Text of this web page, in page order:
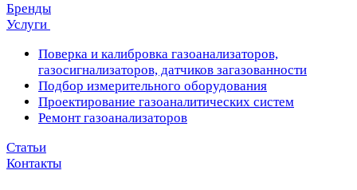
Бренды
Услуги
Поверка и калибровка газоанализаторов,
газосигнализаторов, датчиков загазованности
Подбор измерительного оборудования
Проектирование газоаналитических систем
Ремонт газоанализаторов
Статьи
Контакты